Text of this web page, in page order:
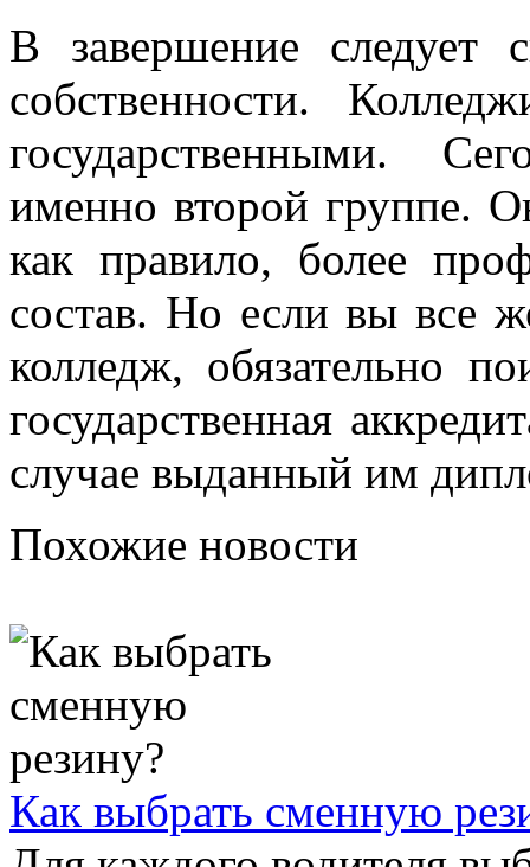
В завершение следует
собственности.
государственными.
именно второй группе.
как правило, более
состав. Но если вы все
колледж, обязательно
государственная
случае выданный им
Похожие новости
Как выбрать сменную